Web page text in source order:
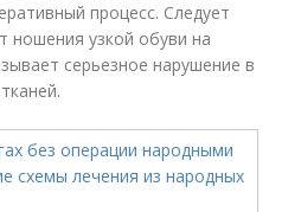
процесс. Следует
ношения узкой обуви на
серьезное нарушение в